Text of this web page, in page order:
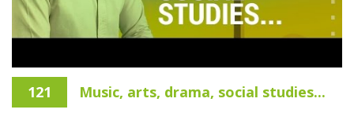
121 Music, arts, drama, social studies...